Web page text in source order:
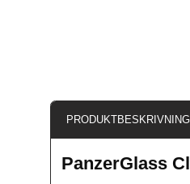
PRODUKTBESKRIVNING
PanzerGlass